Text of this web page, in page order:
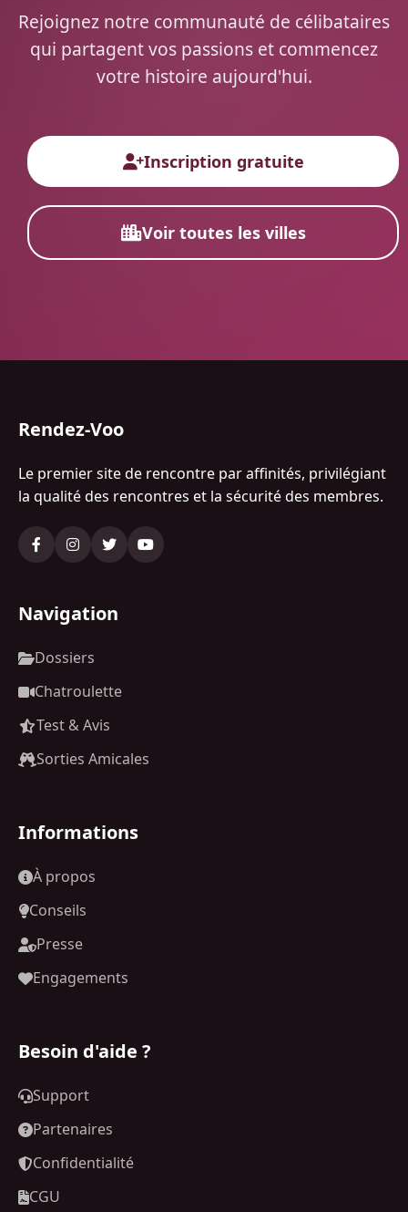
Rejoignez notre communauté de célibataires
qui partagent vos passions et commencez
votre histoire aujourd'hui.
Inscription gratuite
Voir toutes les villes
Rendez-Voo
Le premier site de rencontre par affinités, privilégiant
la qualité des rencontres et la sécurité des membres.
Navigation
Dossiers
Chatroulette
Test & Avis
Sorties Amicales
Informations
À propos
Conseils
Presse
Engagements
Besoin d'aide ?
Support
Partenaires
Confidentialité
CGU